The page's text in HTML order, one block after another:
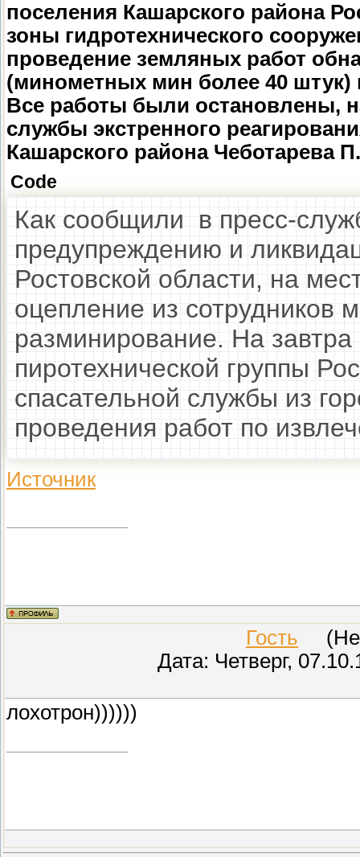
поселения Кашарского района
зоны гидротехнического
проведение земляных работ
(минометных мин более 40
Все работы были остановлены,
службы экстренного
Кашарского района Чеботарева
Code
Как сообщили в пресс-
предупреждению и
Ростовской области, на
оцепление из сотрудников
разминирование. На
пиротехнической группы
спасательной службы из
проведения работ по
Источник
Гость
Дата: Четверг,
лохотрон))))))